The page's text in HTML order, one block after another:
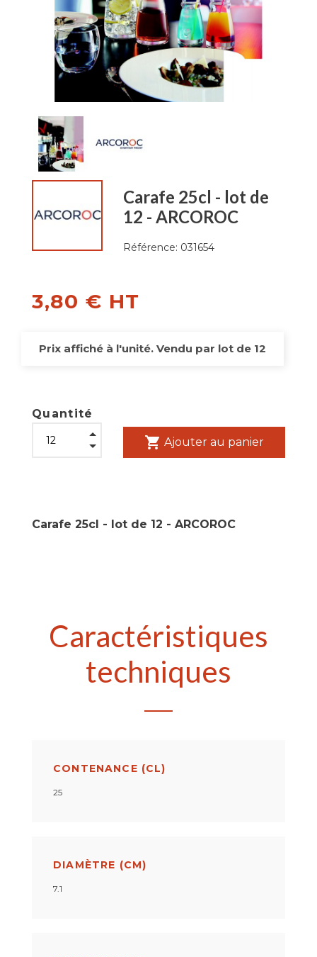
Carafe 25cl - lot de
12 - ARCOROC
Référence: 031654
3,80 € HT
Prix affiché à l'unité. Vendu par lot de 12
Quantité
shopping_cart Ajouter au panier
Carafe 25cl - lot de 12 - ARCOROC
Caractéristiques
techniques
CONTENANCE (CL)
25
DIAMÈTRE (CM)
7.1